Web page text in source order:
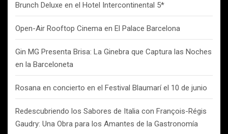
Brunch Deluxe en el Hotel Intercontinental 5*
Open-Air Rooftop Cinema en El Palace Barcelona
Gin MG Presenta Brisa: La Ginebra que Captura las Noches
en la Barceloneta
Rosana en concierto en el Festival Blaumarí el 10 de junio
Redescubriendo los Sabores de Italia con François-Régis
Gaudry: Una Obra para los Amantes de la Gastronomía